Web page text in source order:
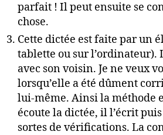
parfait ! Il peut ensuite se
chose.
Cette dictée est faite par un
tablette ou sur
avec son voisin. Je ne veux
lorsqu’elle a été dûment
lui-même. Ainsi la méthode
écoute la dictée, il l’écrit
sortes de vérifications. La